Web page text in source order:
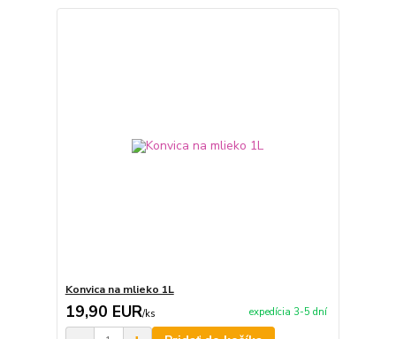
Konvica na mlieko 1L
19,90 EUR/ks expedícia 3-5 dní